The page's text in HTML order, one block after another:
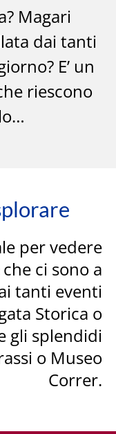
Magari
dai tanti
E’ un
riescono
per vedere
ci sono a
tanti eventi
Storica o
gli splendidi
o Museo
Correr.